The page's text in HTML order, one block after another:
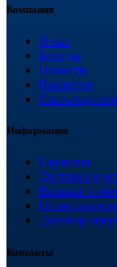
Компания
О нас
Бренды
Новости
Вакансии
Стать
Информация
Гарантия
Доставка и
Возврат и
Политика
Договор
Контакты